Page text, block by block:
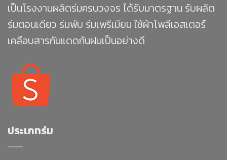
เป็นโรงงานผลิตร่มครบวงจร ได้รับมาตรฐาน รับผลิต
ร่มตอนเดียว ร่มพับ ร่มเพรีเมียม ใช้ผ้าโพลีเอสเตอร์
เคลือบสารกันแดดกันฝนเป็นอย่างดี
ประเภทร่ม